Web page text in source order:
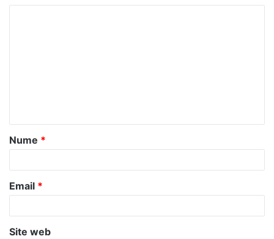
a
r
u
*
Nume *
Email *
Site web